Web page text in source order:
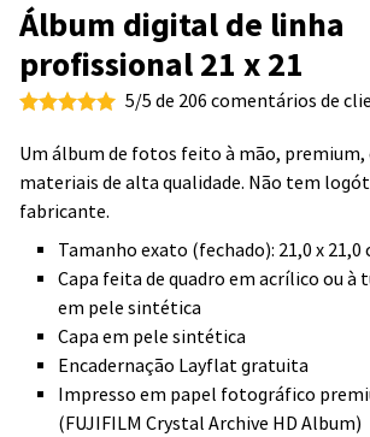
Álbum digital de linha
profissional 21 x 21
5/5 de 206 comentários de
Um álbum de fotos feito à mão, premium,
materiais de alta qualidade. Não tem
fabricante.
Tamanho exato (fechado): 21,0 x 21,0
Capa feita de quadro em acrílico ou à
em pele sintética
Capa em pele sintética
Encadernação Layflat gratuita
Impresso em papel fotográfico
(FUJIFILM Crystal Archive HD Album)